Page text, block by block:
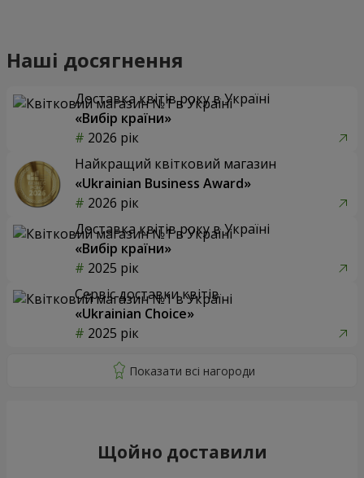
Наші досягнення
Доставка квітів року в Україні
«Вибір країни»
2026 рік
Найкращий квітковий магазин
«Ukrainian Business Award»
2026 рік
Доставка квітів року в Україні
«Вибір країни»
2025 рік
Сервіс доставки квітів
«Ukrainian Choice»
2025 рік
Щойно доставили